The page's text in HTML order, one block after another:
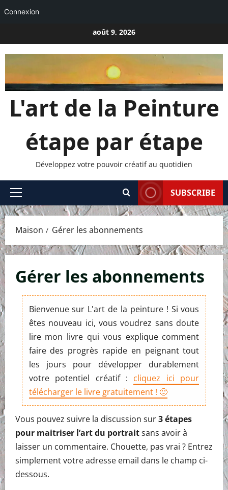
Connexion
au
contenu
août 9, 2026
L'art de la Peinture
étape par étape
Développez votre pouvoir créatif au quotidien
Menu
principal
SUBSCRIBE
Maison Gérer les abonnements
Gérer les abonnements
Bienvenue sur L'art de la peinture ! Si vous
êtes nouveau ici, vous voudrez sans doute
lire mon livre qui vous explique comment
faire des progrès rapide en peignant tout
les jours pour développer durablement
votre potentiel créatif : cliquez ici pour
télécharger le livre gratuitement ! 🙂
Vous pouvez suivre la discussion sur3 étapes
pour maitriser l’art du portraitsans avoir à
laisser un commentaire. Chouette, pas vrai ? Entrez
simplement votre adresse email dans le champ ci-
dessous.